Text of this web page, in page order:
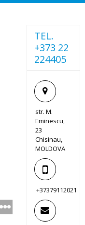
TEL.
+373 22
224405
str. M.
Eminescu,
23
Chisinau,
MOLDOVA
+37379112021